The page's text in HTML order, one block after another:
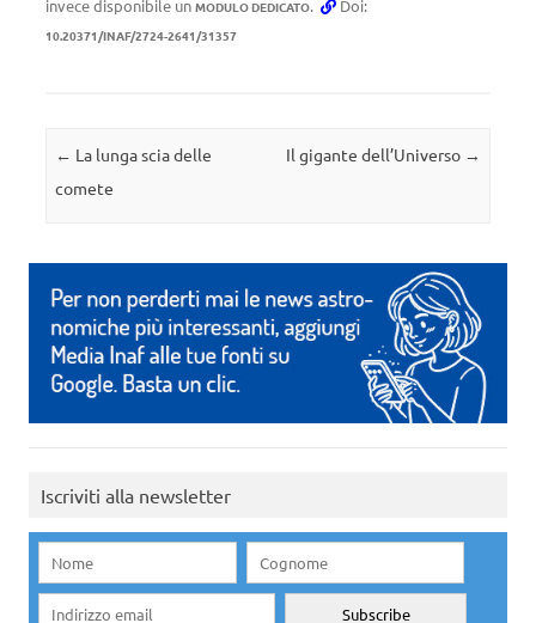
invece disponibile un MODULO DEDICATO. Doi:
10.20371/INAF/2724-2641/31357
Navigazione articolo
← La lunga scia delle
comete
Il gigante dell’Universo →
Iscriviti alla newsletter